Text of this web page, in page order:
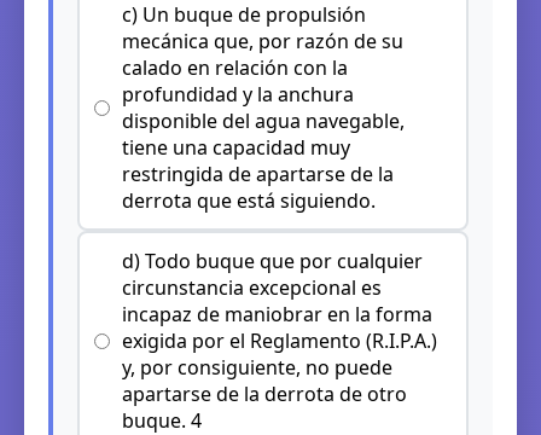
c) Un buque de propulsión
mecánica que, por razón de su
calado en relación con la
profundidad y la anchura
disponible del agua navegable,
tiene una capacidad muy
restringida de apartarse de la
derrota que está siguiendo.
d) Todo buque que por cualquier
circunstancia excepcional es
incapaz de maniobrar en la forma
exigida por el Reglamento (R.I.P.A.)
y, por consiguiente, no puede
apartarse de la derrota de otro
buque. 4